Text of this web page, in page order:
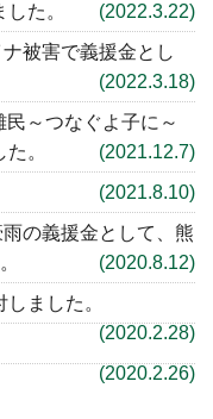
た。
(2022.3.22)
被害で義援金とし
(2022.3.18)
～つなぐよ子に～
。
(2021.12.7)
(2021.8.10)
の義援金として、熊
(2020.8.12)
ました。
(2020.2.28)
(2020.2.26)